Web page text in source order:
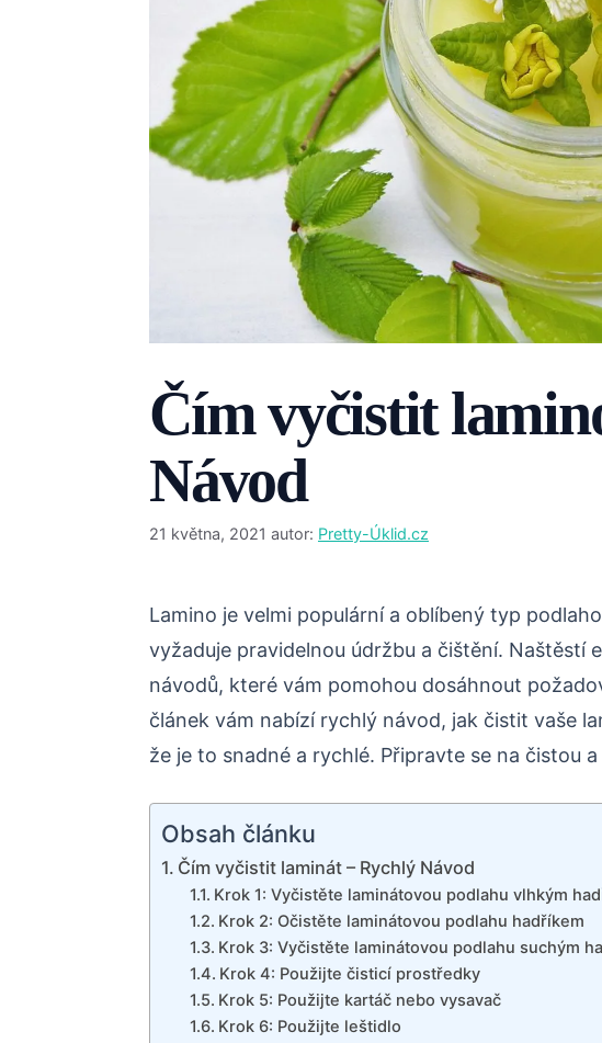
Čím vyčistit
Návod
21 května, 2021 autor: Pretty-Úklid.cz
Lamino je velmi populární a oblíbený typ
vyžaduje pravidelnou údržbu a čištění. Naštěstí
návodů, které vám pomohou dosáhnout
článek vám nabízí rychlý návod, jak čistit vaše
že je to snadné a rychlé. Připravte se na čistou
Obsah článku
Čím vyčistit laminát – Rychlý Návod
Krok 1: Vyčistěte laminátovou podlahu vlhkým
Krok 2: Očistěte laminátovou podlahu hadříkem
Krok 3: Vyčistěte laminátovou podlahu suchým
Krok 4: Použijte čisticí prostředky
Krok 5: Použijte kartáč nebo vysavač
Krok 6: Použijte leštidlo